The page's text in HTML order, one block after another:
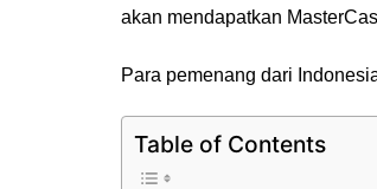
akan mendapatkan
Para pemenang dari
Table of Contents